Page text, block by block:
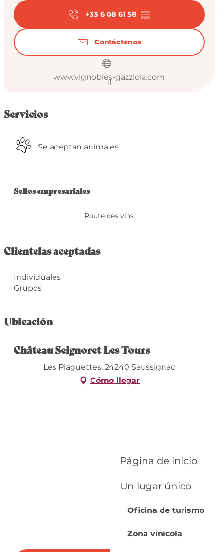
Página de inicio
Un lugar único
Oficina de turismo
Zona vinícola
+33 6 08 61 58 ▒▒
Contáctenos
www.vignobles-gazziola.com
Servicios
Se aceptan animales
Oferta de
Sellos empresariales
Sellos empresariales
Route des vins
Clientelas aceptadas
Individuales
Grupos
Ubicación
Château Seignoret Les Tours
Les Plaguettes, 24240 Saussignac
Cómo llegar